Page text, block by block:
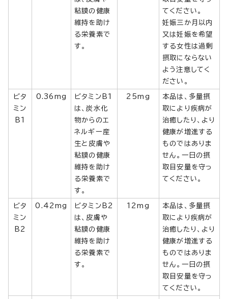
粘膜の健康
維持を助け
る栄養素で
す。
てください。
妊娠三か月以内
又は妊娠を希望
する女性は過剰
摂取にならない
よう注意してく
ださい。
ビタ
ミン
B1
0.36mg
ビタミンB1
は、炭水化
物からのエ
ネルギー産
生と皮膚や
粘膜の健康
維持を助け
る栄養素で
す。
25mg
本品は、多量摂
取により疾病が
治癒したり、より
健康が増進する
ものではありま
せん。一日の摂
取目安量を守っ
てください。
ビタ
ミン
B2
0.42mg
ビタミンB2
は、皮膚や
粘膜の健康
維持を助け
る栄養素で
す。
12mg
本品は、多量摂
取により疾病が
治癒したり、より
健康が増進する
ものではありま
せん。一日の摂
取目安量を守っ
てください。